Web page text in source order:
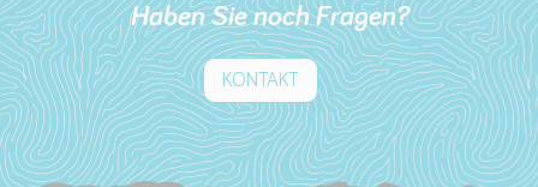
Haben Sie noch Fragen?
KONTAKT